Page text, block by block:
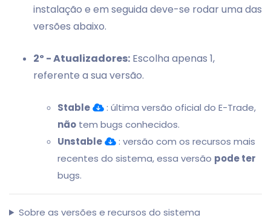
instalação e em seguida deve-se rodar uma das
versões abaixo.
2º - Atualizadores: Escolha apenas 1,
referente a sua versão.
Stable
: última versão oficial do E-Trade,
não tem bugs conhecidos.
Unstable
: versão com os recursos mais
recentes do sistema, essa versão pode ter
bugs.
Sobre as versões e recursos do sistema